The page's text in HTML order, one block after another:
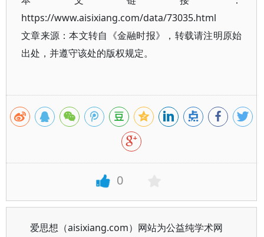
https://www.aisixiang.com/data/73035.html
文章来源：本文转自《金融时报》，转载请注明原始
出处，并遵守该处的版权规定。
0
爱思想（aisixiang.com）网站为公益纯学术网